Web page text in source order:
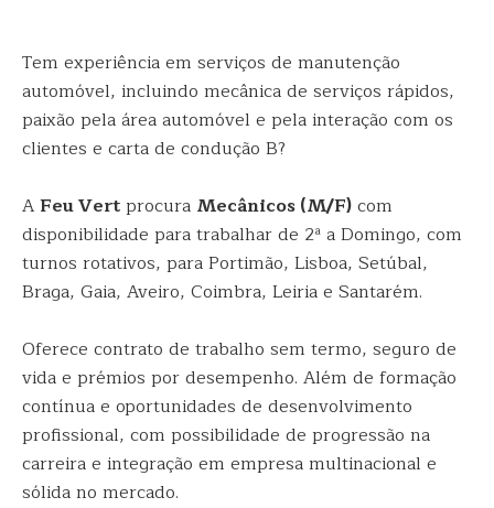
Tem experiência em serviços de manutenção
automóvel, incluindo mecânica de serviços rápidos,
paixão pela área automóvel e pela interação com os
clientes e carta de condução B?
AFeu Vertprocura Mecânicos (M/F)com
disponibilidade para trabalhar de 2ª a Domingo, com
turnos rotativos, para Portimão, Lisboa, Setúbal,
Braga, Gaia, Aveiro, Coimbra, Leiria e Santarém.
Oferece contrato de trabalho sem termo, seguro de
vida e prémios por desempenho. Além de formação
contínua e oportunidades de desenvolvimento
profissional, com possibilidade de progressão na
carreira e integração em empresa multinacional e
sólida no mercado.